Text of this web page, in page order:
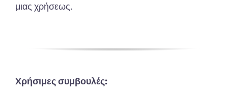
μιας χρήσεως.
Χρήσιμες συμβουλές: